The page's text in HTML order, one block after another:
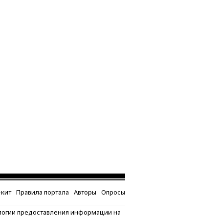
Правила портала Авторы Опросы
предоставления информации на